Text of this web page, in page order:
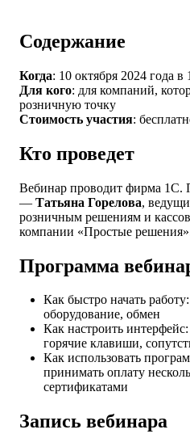
Содержание
Когда: 10 октября 2024 года в
Для кого: для компаний,
розничную точку
Стоимость участия:
Кто проведет
Вебинар проводит фирма 1С.
— Татьяна Горелова,
розничным решениям и
компании «Простые
Программа
Как быстро начать
оборудование, обмен
Как настроить
горячие клавиши,
Как использовать
принимать оплату
сертификатами
Запись вебинара